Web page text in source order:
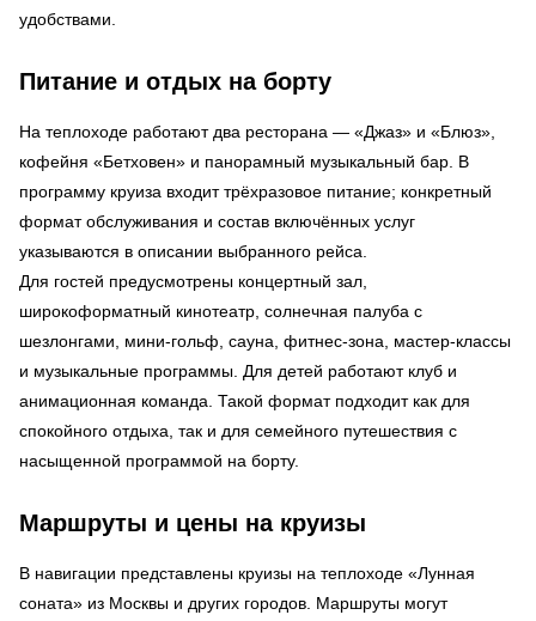
удобствами.
Питание и отдых на борту
На теплоходе работают два ресторана — «Джаз» и «Блюз»,
кофейня «Бетховен» и панорамный музыкальный бар. В
программу круиза входит трёхразовое питание; конкретный
формат обслуживания и состав включённых услуг
указываются в описании выбранного рейса.
Для гостей предусмотрены концертный зал,
широкоформатный кинотеатр, солнечная палуба с
шезлонгами, мини-гольф, сауна, фитнес-зона, мастер-классы
и музыкальные программы. Для детей работают клуб и
анимационная команда. Такой формат подходит как для
спокойного отдыха, так и для семейного путешествия с
насыщенной программой на борту.
Маршруты и цены на круизы
В навигации представлены круизы на теплоходе «Лунная
соната» из Москвы и других городов. Маршруты могут